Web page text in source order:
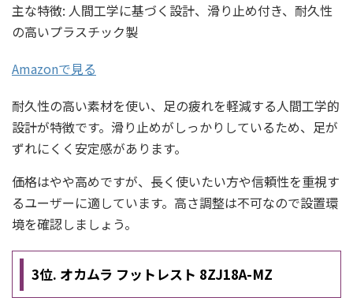
主な特徴: 人間工学に基づく設計、滑り止め付き、耐久性
の高いプラスチック製
Amazonで見る
耐久性の高い素材を使い、足の疲れを軽減する人間工学的
設計が特徴です。滑り止めがしっかりしているため、足が
ずれにくく安定感があります。
価格はやや高めですが、長く使いたい方や信頼性を重視す
るユーザーに適しています。高さ調整は不可なので設置環
境を確認しましょう。
3位. オカムラ フットレスト 8ZJ18A-MZ